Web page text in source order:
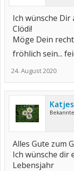
Ich wünsche Dir
Clödi!
Möge Dein
fröhlich sein...
24. August 2020
Katjes
Alles Gute zum
Ich wünsche dir
Lebensjahr